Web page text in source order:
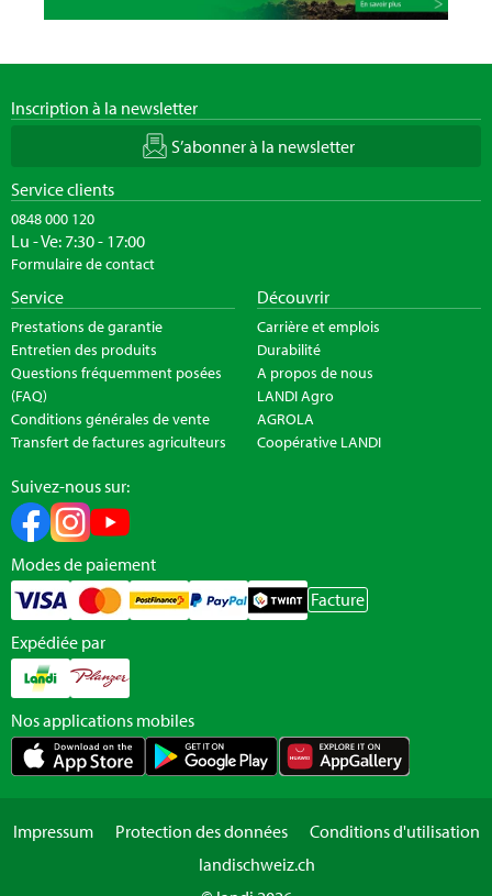
Inscription à la newsletter
S’abonner à la newsletter
Service clients
0848 000 120
Lu - Ve: 7:30 - 17:00
Formulaire de contact
Service
Prestations de garantie
Entretien des produits
Questions fréquemment posées
(FAQ)
Conditions générales de vente
Transfert de factures agriculteurs
Découvrir
Carrière et emplois
Durabilité
A propos de nous
LANDI Agro
AGROLA
Coopérative LANDI
Suivez-nous sur:
Modes de paiement
Facture
Expédiée par
Nos applications mobiles
Impressum Protection des données
Conditions d'utilisation
landischweiz.ch